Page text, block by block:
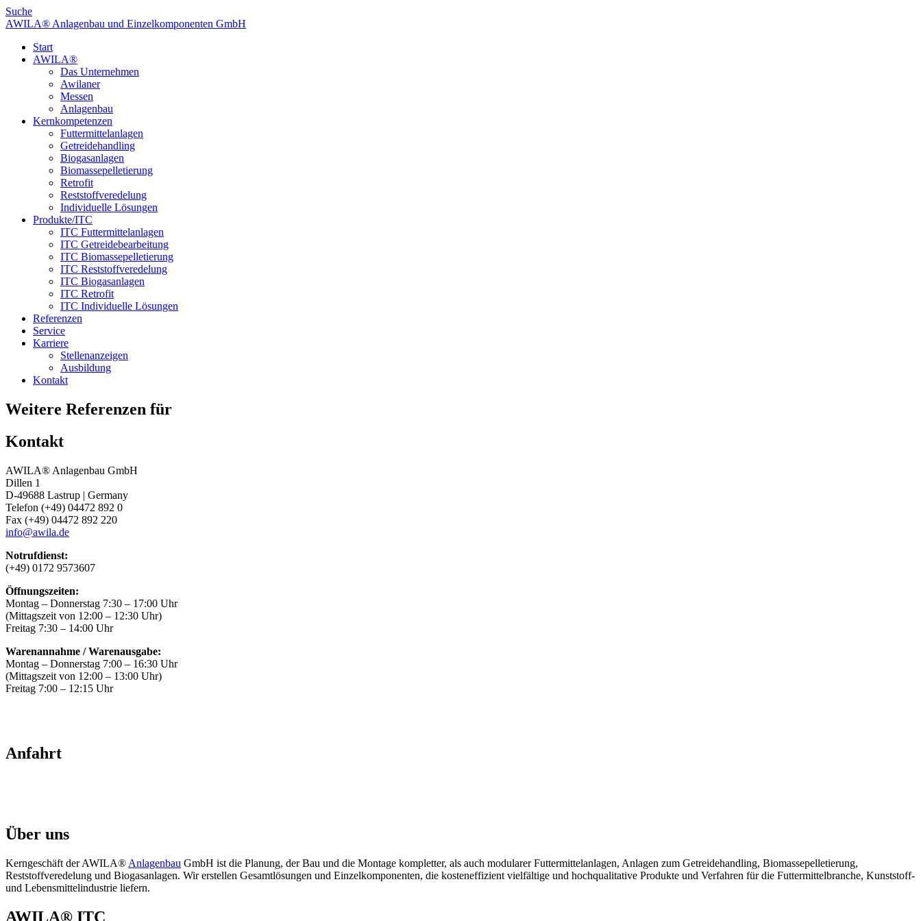
Suche
AWILA® Anlagenbau und Einzelkomponenten GmbH
Start
AWILA®
Das Unternehmen
Awilaner
Messen
Anlagenbau
Kernkompetenzen
Futtermittelanlagen
Getreidehandling
Biogasanlagen
Biomassepelletierung
Retrofit
Reststoffveredelung
Individuelle Lösungen
Produkte/ITC
ITC Futtermittelanlagen
ITC Getreidebearbeitung
ITC Biomassepelletierung
ITC Reststoffveredelung
ITC Biogasanlagen
ITC Retrofit
ITC Individuelle Lösungen
Referenzen
Service
Karriere
Stellenanzeigen
Ausbildung
Kontakt
Weitere Referenzen für
Kontakt
AWILA® Anlagenbau GmbH
Dillen 1
D-49688 Lastrup | Germany
Telefon (+49) 04472 892 0
Fax (+49) 04472 892 220
info@awila.de
Notrufdienst:
(+49) 0172 9573607
Öffnungszeiten:
Montag – Donnerstag 7:30 – 17:00 Uhr
(Mittagszeit von 12:00 – 12:30 Uhr)
Freitag 7:30 – 14:00 Uhr
Warenannahme / Warenausgabe:
Montag – Donnerstag 7:00 – 16:30 Uhr
(Mittagszeit von 12:00 – 13:00 Uhr)
Freitag 7:00 – 12:15 Uhr
Anfahrt
Über uns
Kerngeschäft der AWILA® Anlagenbau GmbH ist die Planung, der Bau und die Montage kompletter, als auch modularer Futtermittelanlagen, Anlagen zum Getreidehandling, Biomassepelletierung,
Reststoffveredelung und Biogasanlagen. Wir erstellen Gesamtlösungen und Einzelkomponenten, die kosteneffizient vielfältige und hochqualitative Produkte und Verfahren für die Futtermittelbranche, Kunststoff-
und Lebensmittelindustrie liefern.
AWILA® ITC